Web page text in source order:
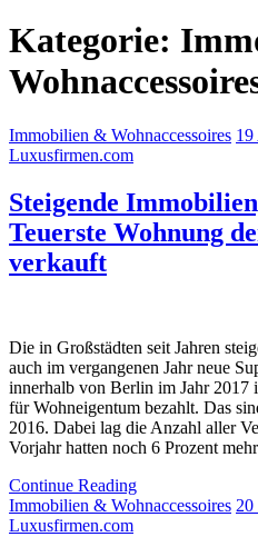
Kategorie:
Immobilien & Wohnaccessoires 19
Luxusfirmen.com
Steigende
Teuerste Wohnung
verkauft
Die in Großstädten seit Jahren
auch im vergangenen Jahr neue
innerhalb von Berlin im Jahr 2017
für Wohneigentum bezahlt. Das
2016. Dabei lag die Anzahl aller
Vorjahr hatten noch 6 Prozent
Continue Reading
Immobilien & Wohnaccessoires 20
Luxusfirmen.com